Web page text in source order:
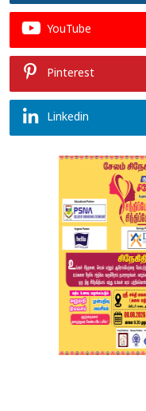
YouTube
Pinterest
Linkedin